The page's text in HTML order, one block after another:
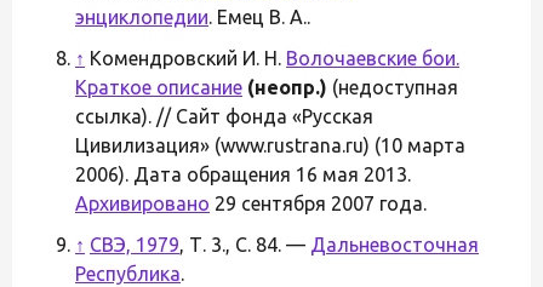
энциклопедии. Емец В. А..
↑ Комендровский И. Н. Волочаевские бои.
Краткое описание (неопр.) (недоступная
ссылка). // Сайт фонда «Русская
Цивилизация» (www.rustrana.ru) (10 марта
2006). Дата обращения 16 мая 2013.
Архивировано 29 сентября 2007 года.
↑ СВЭ, 1979, Т. 3., С. 84. — Дальневосточная
Республика.